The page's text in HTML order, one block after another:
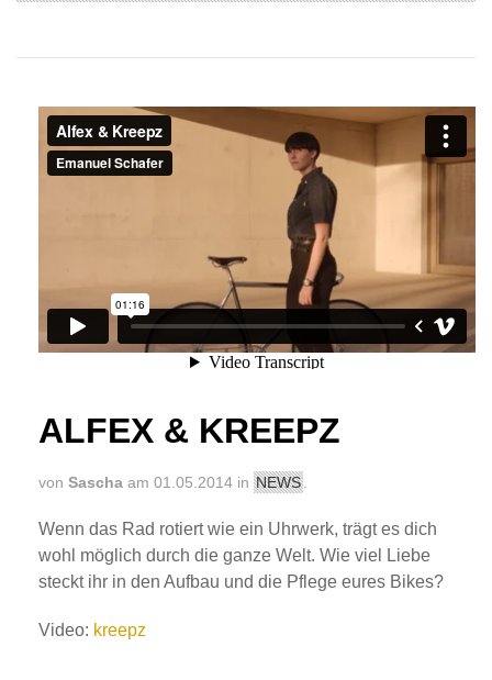
Alfex & Kreepzfrom Vimeo.
ALFEX & KREEPZ
von Sascha am 01.05.2014 in NEWS
Wenn das Rad rotiert wie ein Uhrwerk, trägt es dich
wohl möglich durch die ganze Welt. Wie viel Liebe
steckt ihr in den Aufbau und die Pflege eures Bikes?
Video: kreepz